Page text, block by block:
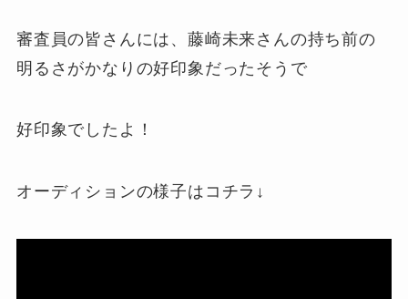
審査員の皆さんには、藤崎未来さんの持ち前の
明るさがかなりの好印象だったそうで
好印象でしたよ！
オーディションの様子はコチラ↓